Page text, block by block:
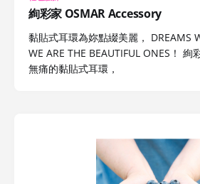
絢彩家 OSMAR Accessory
黏貼式耳環為妳點綴美麗， DREAMS
WE ARE THE BEAUTIFUL ONES！
無痛的黏貼式耳環，